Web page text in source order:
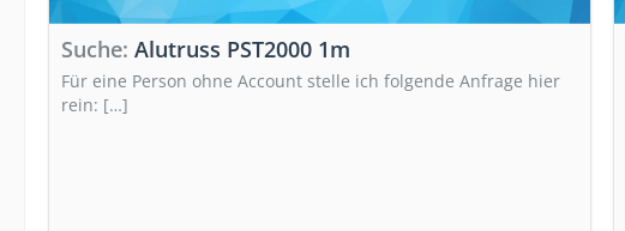
Suche Alutruss PST2000 1m
Für eine Person ohne Account stelle ich folgende Anfrage hier
rein: […]